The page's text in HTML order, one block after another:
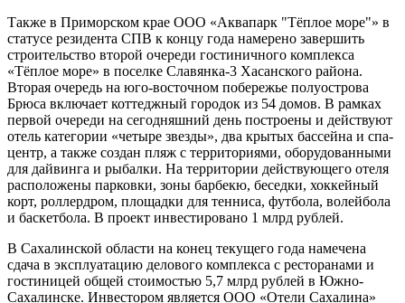
Также в Приморском крае ООО «Аквапарк "Тёплое море"» в
статусе резидента СПВ к концу года намерено завершить
строительство второй очереди гостиничного комплекса
«Тёплое море» в поселке Славянка-3 Хасанского района.
Вторая очередь на юго-восточном побережье полуострова
Брюса включает коттеджный городок из 54 домов. В рамках
первой очереди на сегодняшний день построены и действуют
отель категории «четыре звезды», два крытых бассейна и спа-
центр, а также создан пляж с территориями, оборудованными
для дайвинга и рыбалки. На территории действующего отеля
расположены парковки, зоны барбекю, беседки, хоккейный
корт, роллердром, площадки для тенниса, футбола, волейбола
и баскетбола. В проект инвестировано 1 млрд рублей.
В Сахалинской области на конец текущего года намечена
сдача в эксплуатацию делового комплекса с ресторанами и
гостиницей общей стоимостью 5,7 млрд рублей в Южно-
Сахалинске. Инвестором является ООО «Отели Сахалина»